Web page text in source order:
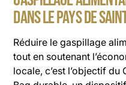
DANS LE PAYS DE
Réduire le gaspillage
tout en soutenant
locale, c’est l’objectif du